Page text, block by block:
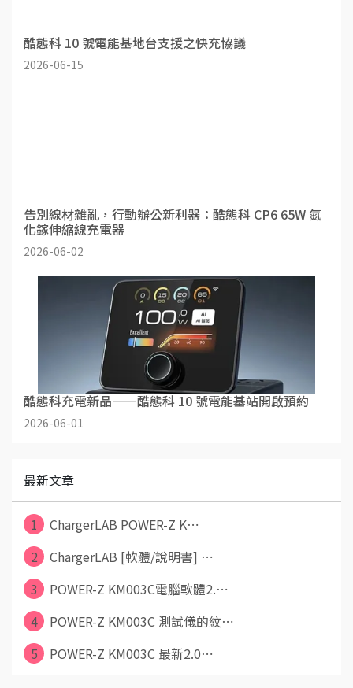
酷態科 10 號電能基地台支援之快充協議
2026-06-15
告別線材雜亂，行動辦公新利器：酷態科 CP6 65W 氮
化鎵伸縮線充電器
2026-06-02
酷態科充電新品——酷態科 10 號電能基站開啟預約
2026-06-01
最新文章
1
ChargerLAB POWER-Z K⋯
2
ChargerLAB [軟體/說明書] ⋯
3
POWER-Z KM003C電腦軟體2.⋯
4
POWER-Z KM003C 測試儀的紋⋯
5
POWER-Z KM003C 最新2.0⋯